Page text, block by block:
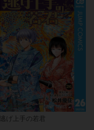
逃げ上手の若君